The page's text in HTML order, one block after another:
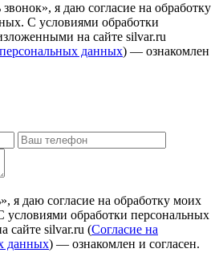
я даю согласие на обработку
С условиями обработки
на сайте silvar.ru
данных) — ознакомлен
», я даю согласие на обработку моих
обработки персональных
сайте silvar.ru (Согласие на
данных) — ознакомлен и согласен.